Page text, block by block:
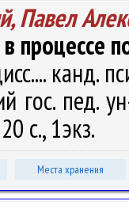
Павел
процессе
канд.
гос. пед.
с., 1экз.
Места хранения